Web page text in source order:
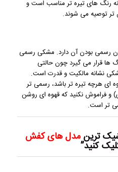
رنگ های تیره تر مناسب است و
توصیه می شوند.
رسمی بودن آن دارد. مشکی رسمی
ها قرار می گیرد چون حالتی
نشانه مالکیت و قدرت است.
ای هرچه تیره تر باشد، رسمی تر
فراموش نکنید که قهوه ای روشن
تر است.
ترینمدل های کفش
کنید”